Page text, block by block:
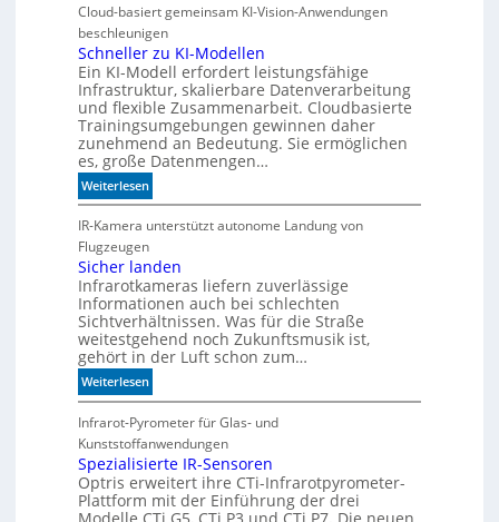
e
n
n
d
i
e
K
I
m
i
t
d
e
n
k
t
Cloud-basiert gemeinsam KI-Vision-Anwendungen
beschleunigen
Schneller zu KI-Modellen
Ein KI-Modell erfordert leistungsfähige
Infrastruktur, skalierbare Datenverarbeitung
und flexible Zusammenarbeit. Cloudbasierte
Trainingsumgebungen gewinnen daher
zunehmend an Bedeutung. Sie ermöglichen
es, große Datenmengen…
Weiterlesen:
S
c
h
n
e
l
l
e
r
z
u
K
I
-
M
o
IR-Kamera unterstützt autonome Landung von
Flugzeugen
Sicher landen
Infrarotkameras liefern zuverlässige
Informationen auch bei schlechten
Sichtverhältnissen. Was für die Straße
weitestgehend noch Zukunftsmusik ist,
gehört in der Luft schon zum…
Weiterlesen:
S
i
c
h
e
r
Infrarot-Pyrometer für Glas- und
Kunststoffanwendungen
Spezialisierte IR-Sensoren
Optris erweitert ihre CTi-Infrarotpyrometer-
Plattform mit der Einführung der drei